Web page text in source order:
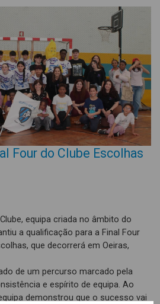
Four do Clube Escolhas
equipa criada no âmbito do
a qualificação para a Final Four
que decorrerá em Oeiras,
de um percurso marcado pela
e espírito de equipa. Ao
demonstrou que o sucesso vai